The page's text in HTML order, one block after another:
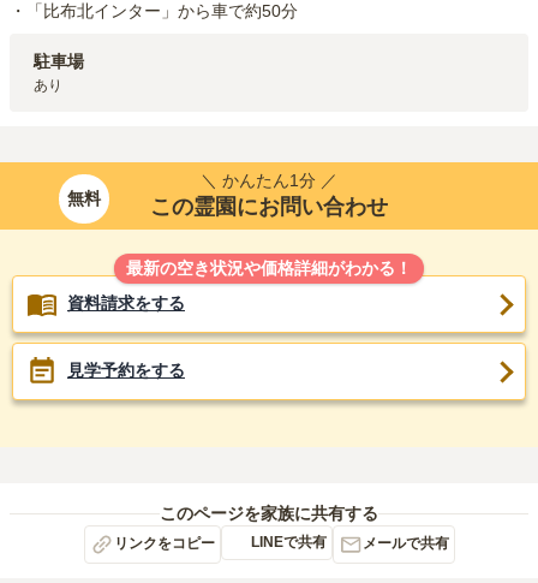
・「比布北インター」から車で約50分
駐車場
あり
無料
＼ かんたん1分 ／
この霊園にお問い合わせ
最新の空き状況や価格詳細がわかる！
資料請求をする
見学予約をする
このページを家族に共有する
リンクをコピー LINEで共有 メールで共有